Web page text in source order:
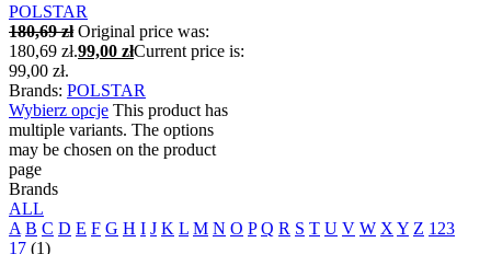
POLSTAR
180,69zł Original price was:
180,69 zł.99,00 złCurrent price is:
99,00 zł.
Brands: POLSTAR
Wybierz opcje This product has
multiple variants. The options
may be chosen on the product
page
Brands
ALL
A B C D E F G H I J K L M N O P Q R S T U V W X Y Z 123
17 (1)